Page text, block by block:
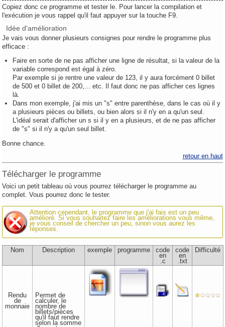
Copiez donc ce programme et tester le. Pour lancer la compilation et
l'exécution je vous rappel qu'il faut appuyer sur la touche F9.
Idée d'amélioration
Je vais vous donner plusieurs consignes pour rendre le programme plus
efficace :
Faire en sorte de ne pas afficher une ligne de résultat, si la valeur de la
variable correspond est égal à zéro.
Par exemple si je rentre une valeur de 123, il y aura forcément 0 billet
de 500 et 0 billet de 200,... etc. Il faut donc ne pas afficher ces lignes
là.
Dans mon exemple, j'ai mis un "s" entre parenthèse, dans le cas où il y
a plusieurs pièces ou billets, ou bien alors si il n'y en a qu'un seul.
L'idéal serait d'afficher un s si il y en a plusieurs, et de ne pas afficher
de "s" si il n'y a qu'un seul billet.
Bonne chance.
retour en haut
Télécharger le programme
Voici un petit tableau où vous pourrez télécharger le programme au
complet. Vous pourrez donc le tester.
Attention cependant, le programme que j'ai fais est un peu
amélioré. Si vous souhaitez faire les améliorations vous même,
je vous conseil de chercher un peu, sinon vous aurez les
réponses.
Nom Description exemple programme code
en
.c
code
en
.txt
Difficulté
Rendu
de
monnaie
Permet de
calculer, le
nombre de
billets/pièces
qu'il faut rendre
selon la somme